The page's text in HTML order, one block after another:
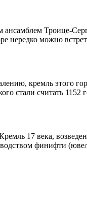
Троице-
нередко можно
кремль этого
стали считать 1152
17 века,
финифти